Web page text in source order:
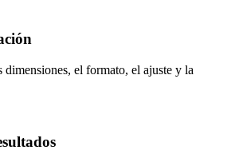
dimensiones, el formato, el ajuste y la